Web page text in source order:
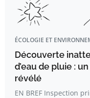
ÉCOLOGIE ET
Découverte
d’eau de pluie :
révélé
EN BREF Inspection